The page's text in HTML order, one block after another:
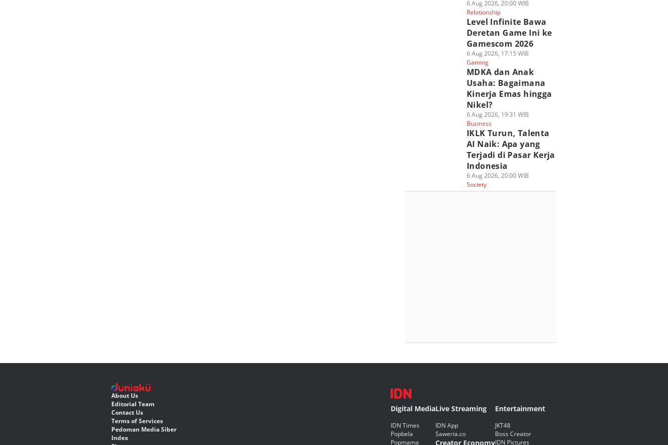
6 Aug 2026, 20:00 WIB
Relationship
Level Infinite Bawa
Deretan Game Ini ke
Gamescom 2026
6 Aug 2026, 17:15 WIB
Gaming
MDKA dan Anak
Usaha: Bagaimana
Kinerja Emas hingga
Nikel?
6 Aug 2026, 19:31 WIB
Business
IKLK Turun, Talenta
AI Naik: Apa yang
Terjadi di Pasar Kerja
Indonesia
6 Aug 2026, 20:00 WIB
Society
About Us
Editorial Team
Contact Us
Terms of Services
Pedoman Media Siber
Index
Digital Media
IDN Times
Popbela
Popmama
Live Streaming
IDN App
Saweria.co
Creator Economy
Entertainment
JKT48
Boss Creator
IDN Pictures